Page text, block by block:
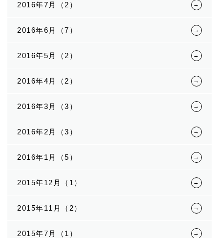
2016年7月（2）
2016年6月（7）
2016年5月（2）
2016年4月（2）
2016年3月（3）
2016年2月（3）
2016年1月（5）
2015年12月（1）
2015年11月（2）
2015年7月（1）